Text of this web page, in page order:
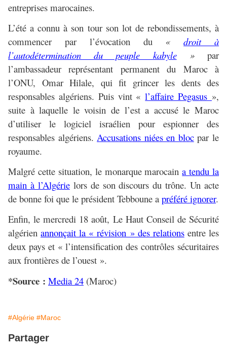
entreprises marocaines.
L’été a connu à son tour son lot de rebondissements, à
commencer par l’évocation du «droit à
l’autodétermination du peuple kabyle»par
l’ambassadeur représentant permanent du Maroc à
l’ONU, Omar Hilale, qui fit grincer les dents des
responsables algériens. Puis vint «l’affaire Pegasus »,
suite à laquelle le voisin de l’est a accusé le Maroc
d’utiliser le logiciel israélien pour espionner des
responsables algériens.Accusations niées en blocpar le
royaume.
Malgré cette situation, le monarque marocaina tendu la
main à l’Algérielors de son discours du trône. Un acte
de bonne foi que le président Tebboune a préféré ignorer.
Enfin, le mercredi 18 août, Le Haut Conseil de Sécurité
algérienannonçait la « révision » des relationsentre les
deux pays et « l’intensification des contrôles sécuritaires
aux frontières de l’ouest ».
*Source : Media 24 (Maroc)
#Algérie #Maroc
Partager